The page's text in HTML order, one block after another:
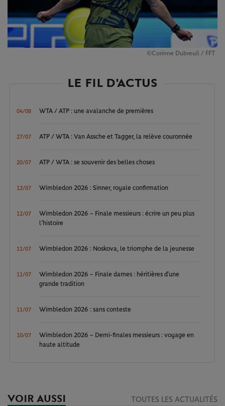
©Corinne Dubreuil / FFT
LE FIL D'ACTUS
04/08 WTA / ATP : une avalanche de premières
27/07 ATP / WTA : Van Assche et Tagger, la relève couronnée
20/07 ATP / WTA : se souvenir des belles choses
12/07 Wimbledon 2026 : Sinner, royale confirmation
12/07
Wimbledon 2026 – Finale messieurs : écrire un peu plus
l’histoire
11/07 Wimbledon 2026 : Noskova, le triomphe de la jeunesse
11/07
Wimbledon 2026 – Finale dames : héritières d’une
grande tradition
11/07 Wimbledon 2026 : sans conteste
10/07
Wimbledon 2026 – Demi-finales messieurs : voyage en
haute altitude
VOIR AUSSI TOUTES LES ACTUALITÉS